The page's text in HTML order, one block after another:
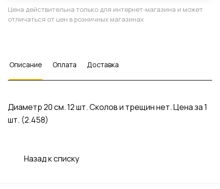
Цена действительна только для интернет-магазина и может
отличаться от цен в розничных магазинах
Описание Оплата Доставка
Диаметр 20 см. 12 шт. Сколов и трещин нет. Цена за 1
шт. (2.458)
Назад к списку